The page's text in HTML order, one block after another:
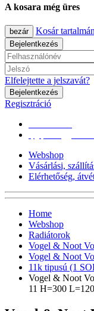
A kosara még üres
bezár Kosár
Bejelentkezés
Elfelejtette a jelszavát?
Bejelentkezés
Regisztráció
Webshop
Vásárlási,
Elérhetőség,
Home
Webshop
Radiátorok
Vogel & Noot
Vogel & Noot
11k tipusú (1
Vogel & Noot
11 H=300